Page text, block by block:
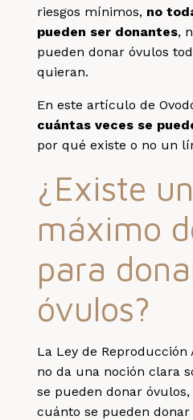
riesgos mínimos, no
pueden ser donantes,
pueden donar óvulos
quieran.
En este artículo de
cuántas veces se
por qué existe o no un
¿Existe
máximo
para
óvulos?
La Ley de Reproducción
no da una noción clara
se pueden donar
cuánto se pueden donar